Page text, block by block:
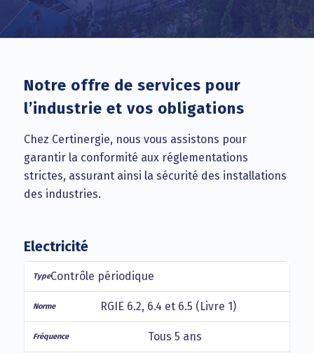
Notre offre de services pour
l’industrie et vos obligations
Chez Certinergie, nous vous assistons pour
garantir la conformité aux réglementations
strictes, assurant ainsi la sécurité des installations
des industries.
Electricité
Contrôle périodique
RGIE 6.2, 6.4 et 6.5 (Livre 1)
Tous 5 ans